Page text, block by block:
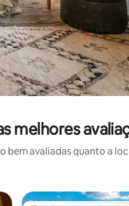
melhores
avaliadas quanto a